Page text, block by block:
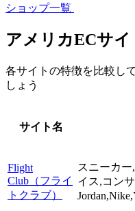
ショップ一覧
アメリカECサイ
各サイトの特徴を比較し
しょう
サイト名
Flight
Club（フライ
トクラブ）
スニーカ
イス,コン